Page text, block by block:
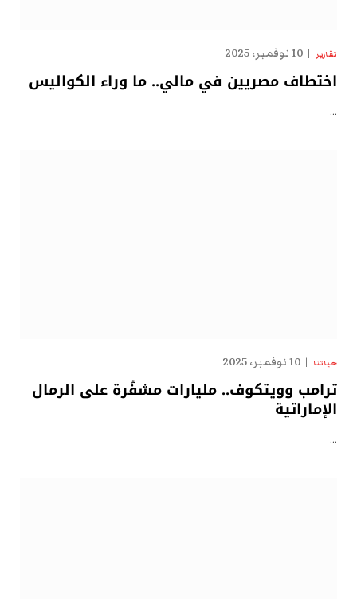
تقارير 10 نوفمبر، 2025
اختطاف مصريين في مالي.. ما وراء الكواليس
…
حياتنا 10 نوفمبر، 2025
ترامب وويتكوف.. مليارات مشفّرة على الرمال
الإماراتية
…